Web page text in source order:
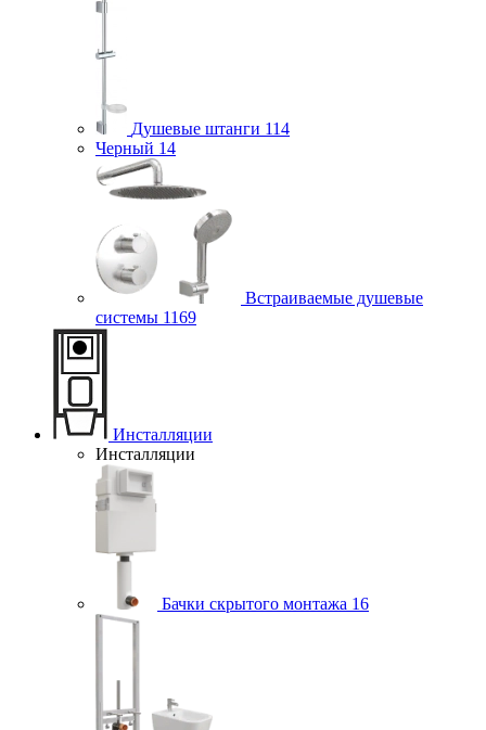
Душевые штанги 114
Черный 14
Встраиваемые душевые
системы 1169
Инсталляции
Инсталляции
Бачки скрытого монтажа 16